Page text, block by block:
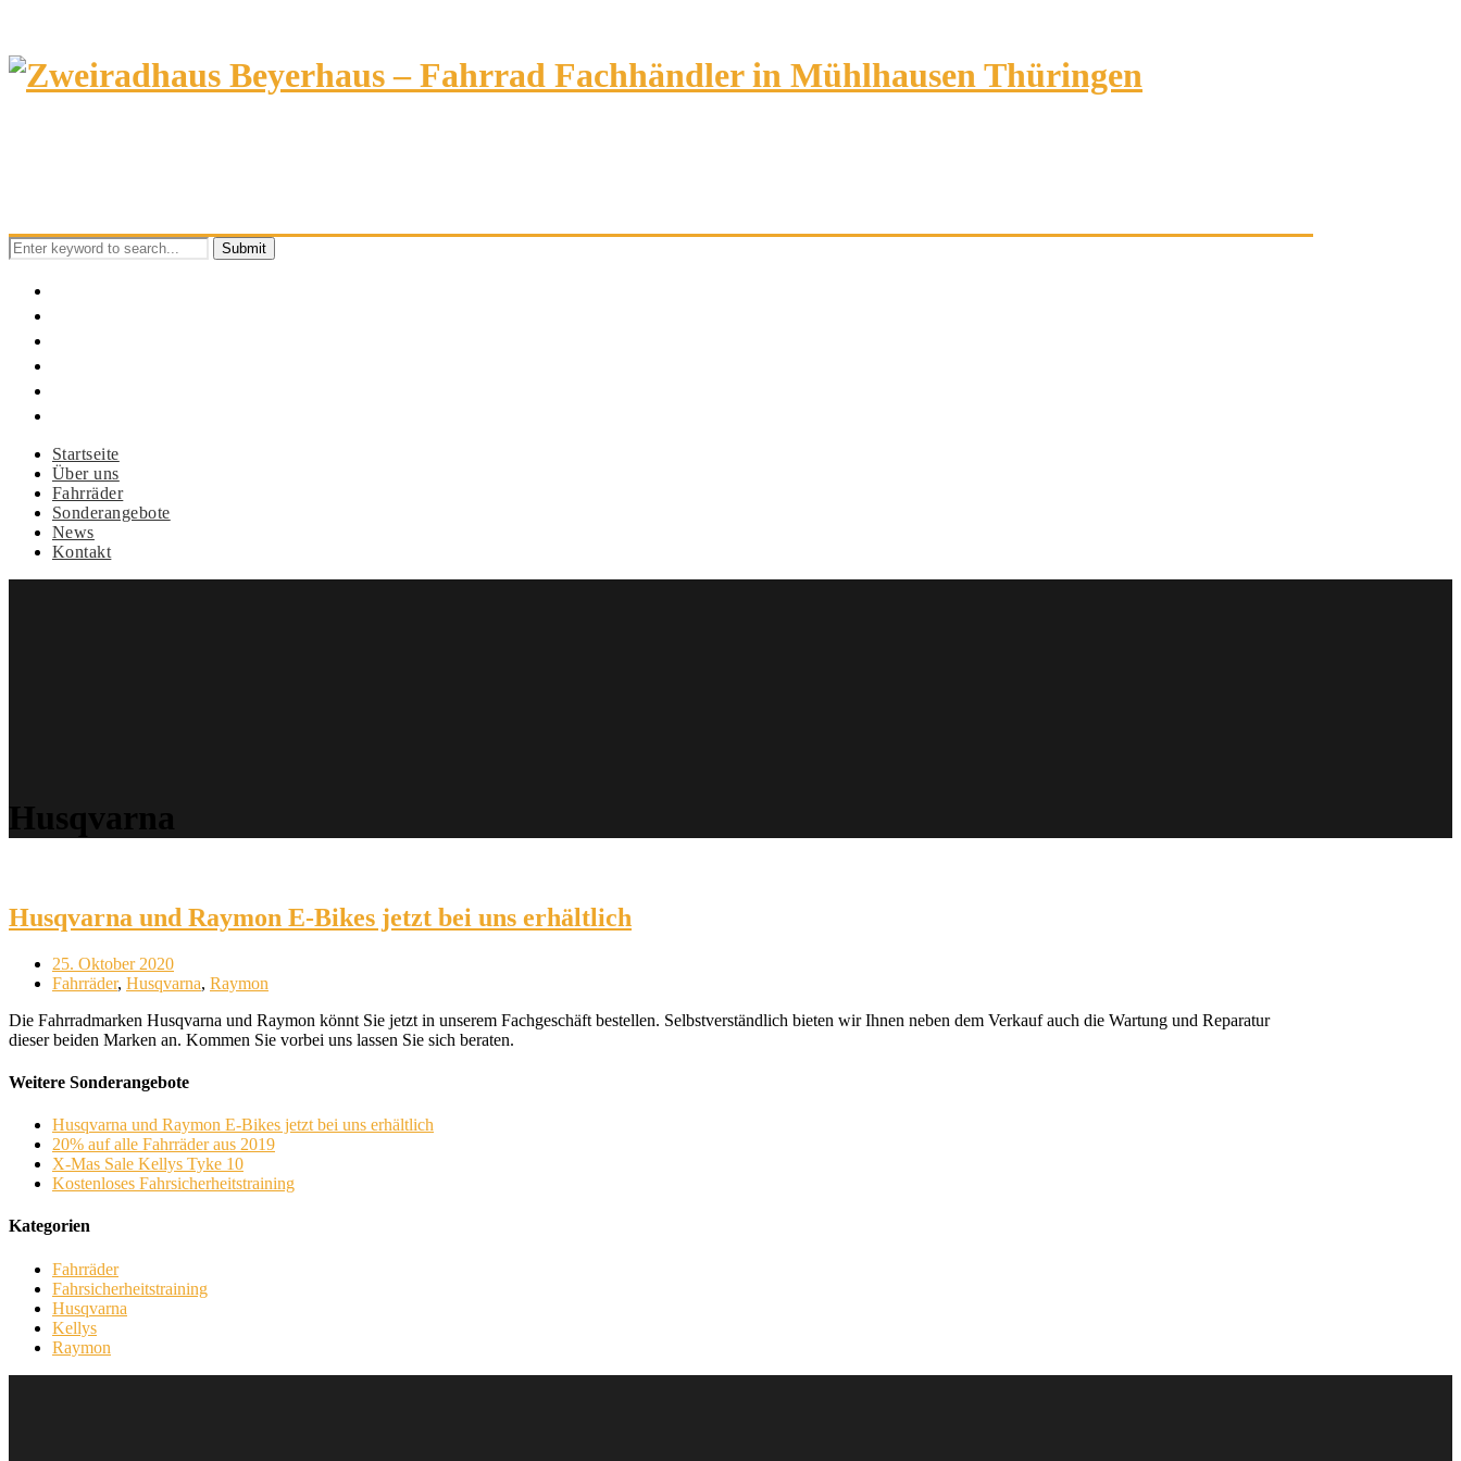
Search
for:
Startseite
Über uns
Fahrräder
Sonderangebote
News
Kontakt
Husqvarna
Husqvarna und Raymon E-Bikes jetzt bei uns erhältlich
25. Oktober 2020
Fahrräder, Husqvarna, Raymon
Die Fahrradmarken Husqvarna und Raymon könnt Sie jetzt in unserem Fachgeschäft bestellen. Selbstverständlich bieten wir Ihnen neben dem Verkauf auch die Wartung und Reparatur
dieser beiden Marken an. Kommen Sie vorbei uns lassen Sie sich beraten.
Weitere Sonderangebote
Husqvarna und Raymon E-Bikes jetzt bei uns erhältlich
20% auf alle Fahrräder aus 2019
X-Mas Sale Kellys Tyke 10
Kostenloses Fahrsicherheitstraining
Kategorien
Fahrräder
Fahrsicherheitstraining
Husqvarna
Kellys
Raymon